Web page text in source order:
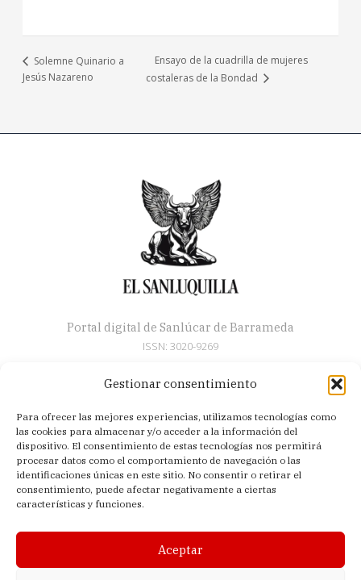
Gestionar consentimiento
Para ofrecer las mejores experiencias, utilizamos tecnologías como
las cookies para almacenar y/o acceder a la información del
dispositivo. El consentimiento de estas tecnologías nos permitirá
procesar datos como el comportamiento de navegación o las
identificaciones únicas en este sitio. No consentir o retirar el
consentimiento, puede afectar negativamente a ciertas
características y funciones.
Aceptar
Solemne Quinario a
Jesús Nazareno
Ensayo de la cuadrilla de mujeres
costaleras de la Bondad
Portal digital de Sanlúcar de Barrameda
ISSN: 3020-9269
Artículos
Semana Santa
Nosotros
Acerca de
Política de privacidad
Política de cookies (UE)